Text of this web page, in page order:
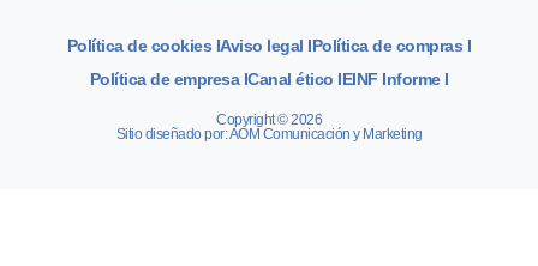
Política de cookies IAviso legal IPolítica de compras I
Política de empresa ICanal ético IEINF Informe I
Copyright © 2026
Sitio diseñado por: AOM Comunicación y Marketing